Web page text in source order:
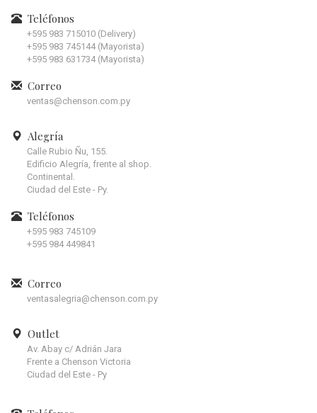
Teléfonos
+595 983 715010 (Delivery)
+595 983 745144 (Mayorista)
+595 983 631734 (Mayorista)
Correo
ventas@chenson.com.py
Alegría
Calle Rubio Ñu, 155.
Edificio Alegría, frente al shop.
Continental.
Ciudad del Este - Py.
Teléfonos
+595 983 745109
+595 984 449841
Correo
ventasalegria@chenson.com.py
Outlet
Av. Abay c/ Adrián Jara
Frente a Chenson Victoria
Ciudad del Este - Py